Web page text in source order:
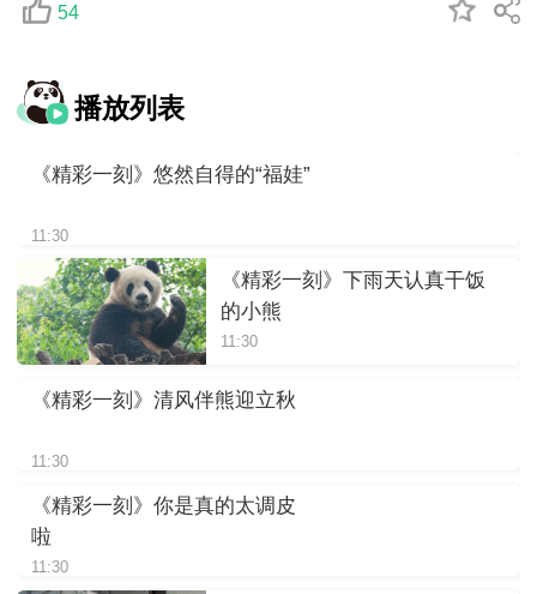
54
播放列表
《精彩一刻》悠然自得的“福娃”
11:30
《精彩一刻》下雨天认真干饭
的小熊
11:30
《精彩一刻》清风伴熊迎立秋
11:30
《精彩一刻》你是真的太调皮
啦
11:30